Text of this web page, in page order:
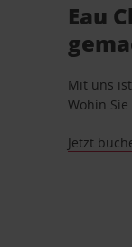
Eau
Mit uns
Wohin
Jetzt